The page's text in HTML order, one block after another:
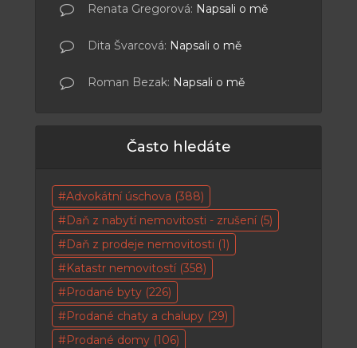
Renata Gregorová: Napsali o mě
Dita Švarcová: Napsali o mě
Roman Bezak: Napsali o mě
Často hledáte
Advokátní úschova (388)
Daň z nabytí nemovitosti - zrušení(5)
Daň z prodeje nemovitosti (1)
Katastr nemovitostí(358)
Prodané byty (226)
Prodané chaty a chalupy (29)
Prodané domy (106)